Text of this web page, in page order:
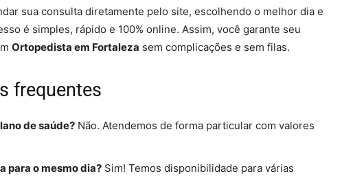
sua consulta diretamente pelo site, escolhendo o melhor dia e
é simples, rápido e 100% online. Assim, você garante seu
Ortopedista em Fortaleza sem complicações e sem filas.
frequentes
de saúde? Não. Atendemos de forma particular com valores
para o mesmo dia? Sim! Temos disponibilidade para várias